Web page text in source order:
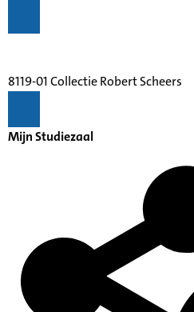
8119-01 Collectie Robert Scheers
Mijn Studiezaal